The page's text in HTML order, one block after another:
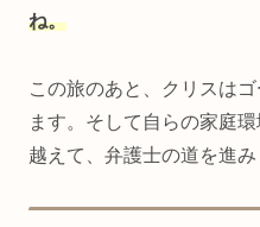
ね。
この旅のあと、クリスは
ます。そして自らの家庭
越えて、弁護士の道を進み